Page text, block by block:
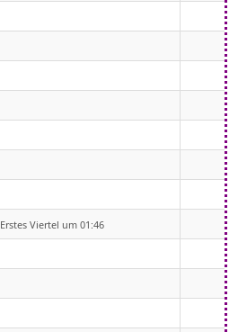
Erstes Viertel um 01:46